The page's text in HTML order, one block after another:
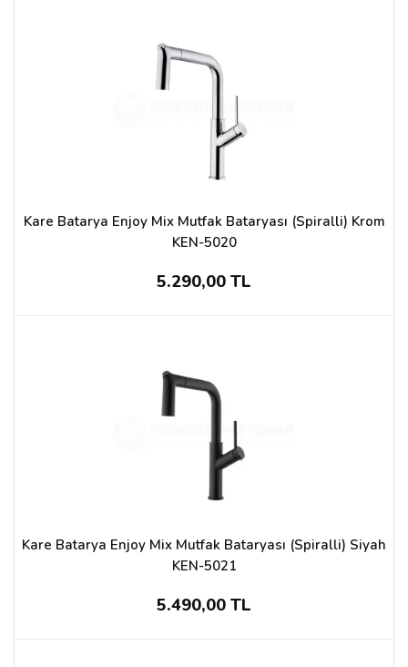
Kare Batarya Enjoy Mix Mutfak Bataryası (Spiralli) Krom
KEN-5020
5.290,00 TL
Kare Batarya Enjoy Mix Mutfak Bataryası (Spiralli) Siyah
KEN-5021
5.490,00 TL